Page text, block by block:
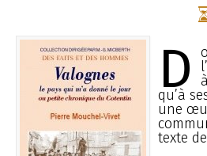
D
qu’à
une
texte